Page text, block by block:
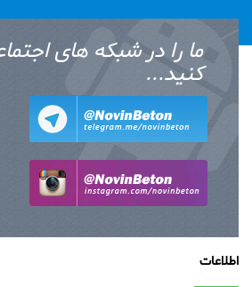
ما را در شبکه های
کنید...
اطلاعات